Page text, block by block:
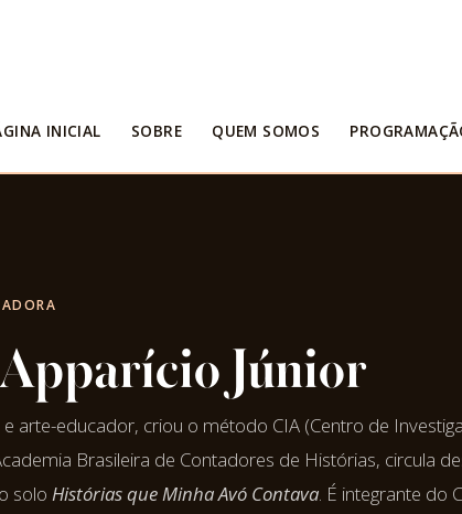
INICIAL SOBRE QUEM SOMOS
Júnior
arte-educador, criou o método CIA (Centro de
Brasileira de Contadores de Histórias, circula
solo Histórias que Minha Avó Contava. É integrante do